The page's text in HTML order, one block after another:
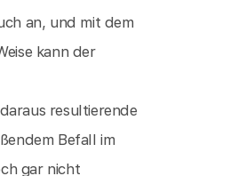
an, und mit dem
kann der
resultierende
Befall im
gar nicht